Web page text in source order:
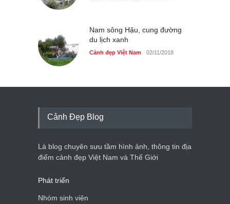
Nam sông Hậu, cung đường
du lịch xanh
Cảnh đẹp Việt Nam 02/11/2018
Cảnh Đẹp Blog
Là blog chuyên sưu tầm hình ảnh, thông tin địa
điểm cảnh đẹp Việt Nam và Thế Giới
Phát triển
Nhóm sinh viên